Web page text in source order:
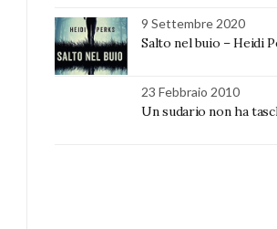
9 Settembre 2020
Salto nel buio – Heidi
23 Febbraio 2010
Un sudario non ha